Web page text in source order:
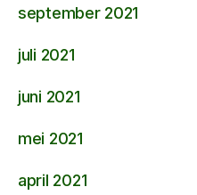
september 2021
juli 2021
juni 2021
mei 2021
april 2021